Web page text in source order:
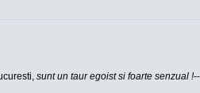
sunt un taur egoist si foarte senzual !